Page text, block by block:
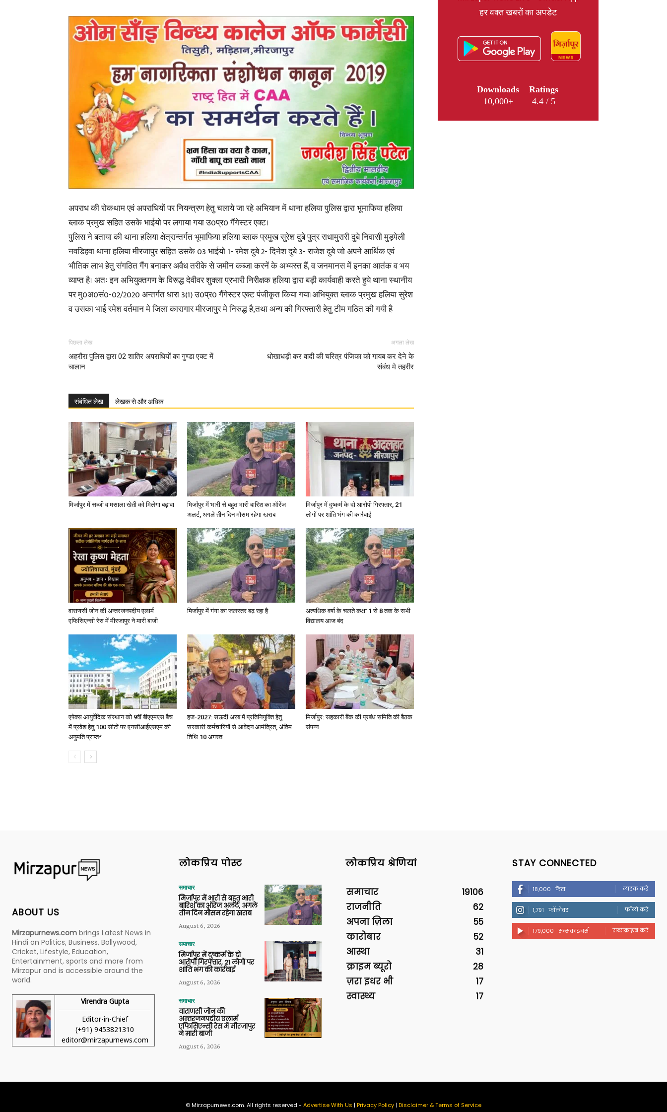
Latest
News
in
Hindi,
Hindi
News
Paper
अपराध की रोकथाम एवं अपराधियों पर नियन्त्रण हेतु चलाये जा रहे अभियान में थाना हलिया पुलिस द्वारा भूमाफिया हलिया
ब्लाक प्रमुख सहित उसके भाईयो पर लगाया गया उ0प्र0 गैंगेस्टर एक्ट।
पुलिस ने बताया की थाना हलिया क्षेत्रान्तर्गत भूमाफिया हलिया ब्लाक प्रमुख सुरेश दुबे पुत्र राधामुरारी दुबे निवासी मुड़पेली
नवडिहवा थाना हलिया मीरजापुर सहित उसके 03 भाईयो 1- रमेश दुबे 2- दिनेश दुबे 3- राजेश दुबे जो अपने आर्थिक एवं
भौतिक लाभ हेतु संगठित गैंग बनाकर अवैध तरीके से जमीन कब्जा करनें के अभ्यस्त हैं, व जनमानस में इनका आतंक व भय
व्याप्त है। अतः इन अभियुक्तगण के विरूद्ध देवीवर शुक्ला प्रभारी निरीक्षक हलिया द्वारा बड़ी कार्यवाही करते हुये थाना स्थानीय
पर मु0अ0सं0-02/2020 अन्तर्गत धारा 3(1) उ0प्र0 गैंगेस्टर एक्ट पंजीकृत किया गया।अभियुक्त ब्लाक प्रमुख हलिया सुरेश
व उसका भाई रमेश वर्तमान मे जिला कारागार मीरजापुर मे निरुद्ध है,तथा अन्य की गिरफ्तारी हेतु टीम गठित की गयी है
पिछला लेख
अहरौरा पुलिस द्वारा 02 शातिर अपराधियों का गुण्डा एक्ट में
चालान
अगला लेख
धोखाधड़ी कर वादी की चरित्र पंजिका को गायब कर देने के
संबंध मे तहरीर
संबंधित लेख लेखक से और अधिक
मिर्जापुर में सब्जी व मसाला खेती को मिलेगा बढ़ावा
मिर्जापुर में भारी से बहुत भारी बारिश का ऑरेंज
अलर्ट, अगले तीन दिन मौसम रहेगा खराब
मिर्जापुर में दुष्कर्म के दो आरोपी गिरफ्तार, 21
लोगों पर शांति भंग की कार्रवाई
वाराणसी जोन की अन्तरजनपदीय एलार्म
एफिसिएन्सी रेस में मीरजापुर ने मारी बाजी
मिर्जापुर में गंगा का जलस्तर बढ़ रहा है
अत्यधिक वर्षा के चलते कक्षा 1 से 8 तक के सभी
विद्यालय आज बंद
एपेक्स आयुर्वेदिक संस्थान को 9वीं बीएएमएस बैच
में प्रवेश हेतु 100 सीटों पर एनसीआईएसएम की
अनुमति प्राप्त*
हज-2027: सऊदी अरब में प्रतिनियुक्ति हेतु
सरकारी कर्मचारियों से आवेदन आमंत्रित, अंतिम
तिथि 10 अगस्त
मिर्जापुर: सहकारी बैंक की प्रबंध समिति की बैठक
संपन्न
हर वक्त खबरों का अपडेट
Downloads
10,000+
Ratings
4.4 / 5
ABOUT US
Mirzapurnews.com brings Latest News in
Hindi on Politics, Business, Bollywood,
Cricket, Lifestyle, Education,
Entertainment, sports and more from
Mirzapur and is accessible around the
world.
Virendra Gupta
Editor-in-Chief
(+91) 9453821310
editor@mirzapurnews.com
लोकप्रिय पोस्ट
समाचार
मिर्जापुर में भारी से बहुत भारी
बारिश का ऑरेंज अलर्ट, अगले
तीन दिन मौसम रहेगा खराब
August 6, 2026
समाचार
मिर्जापुर में दुष्कर्म के दो
आरोपी गिरफ्तार, 21 लोगों पर
शांति भंग की कार्रवाई
August 6, 2026
समाचार
वाराणसी जोन की
अन्तरजनपदीय एलार्म
एफिसिएन्सी रेस में मीरजापुर
ने मारी बाजी
August 6, 2026
लोकप्रिय श्रेणियां
समाचार
19106
राजनीति
62
अपना ज़िला
55
कारोबार
52
आस्था
31
क्राइम ब्यूरो
28
ज़रा इधर भी
17
स्वास्थ्य
17
STAY CONNECTED
18,000 फैंस लाइक करें
1,791 फॉलोवर फॉलो करें
179,000 सब्सक्राइबर्स सब्सक्राइब करें
© Mirzapurnews.com. All rights reserved - Advertise With Us | Privacy Policy| Disclaimer & Terms of Service